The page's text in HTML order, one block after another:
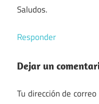
Saludos.
Responder
Dejar un
Tu dirección de